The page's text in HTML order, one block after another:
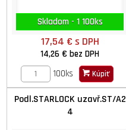
Skladom - 1 100ks
17,54 € s DPH
14,26 €bez DPH
100ks
Kúpiť
Podl.STARLOCK uzavř.ST/A2
4